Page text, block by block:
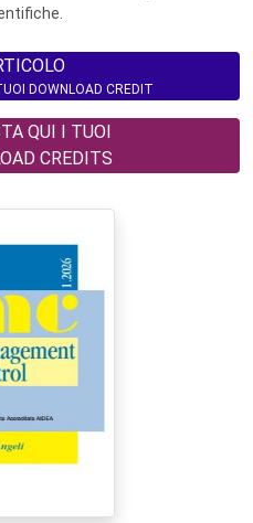
DOWNLOAD CREDIT
QUI I TUOI
CREDITS